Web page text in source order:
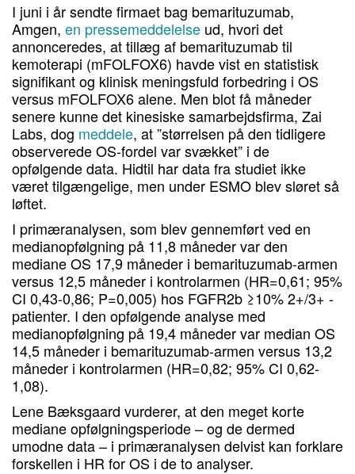
I juni i år sendte firmaet bag bemarituzumab,
Amgen, en pressemeddelelse ud, hvori det
annonceredes, at tillæg af bemarituzumab til
kemoterapi (mFOLFOX6) havde vist en statistisk
signifikant og klinisk meningsfuld forbedring i OS
versus mFOLFOX6 alene. Men blot få måneder
senere kunne det kinesiske samarbejdsfirma, Zai
Labs, dog meddele, at ”størrelsen på den tidligere
observerede OS-fordel var svækket” i de
opfølgende data. Hidtil har data fra studiet ikke
været tilgængelige, men under ESMO blev sløret så
løftet.
I primæranalysen, som blev gennemført ved en
medianopfølgning på 11,8 måneder var den
mediane OS 17,9 måneder i bemarituzumab-armen
versus 12,5 måneder i kontrolarmen (HR=0,61; 95%
CI 0,43-0,86; P=0,005) hos FGFR2b ≥10% 2+/3+ -
patienter. I den opfølgende analyse med
medianopfølgning på 19,4 måneder var median OS
14,5 måneder i bemarituzumab-armen versus 13,2
måneder i kontrolarmen (HR=0,82; 95% CI 0,62-
1,08).
Lene Bæksgaard vurderer, at den meget korte
mediane opfølgningsperiode – og de dermed
umodne data – i primæranalysen delvist kan forklare
forskellen i HR for OS i de to analyser.